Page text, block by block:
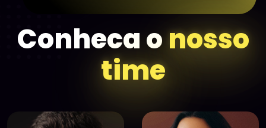
Conhecaonosso
time